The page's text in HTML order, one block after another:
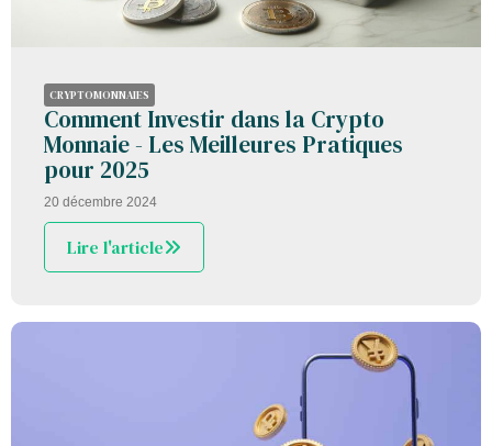
CRYPTOMONNAIES
Comment Investir dans la Crypto
Monnaie - Les Meilleures Pratiques
pour 2025
20 décembre 2024
Lire l'article